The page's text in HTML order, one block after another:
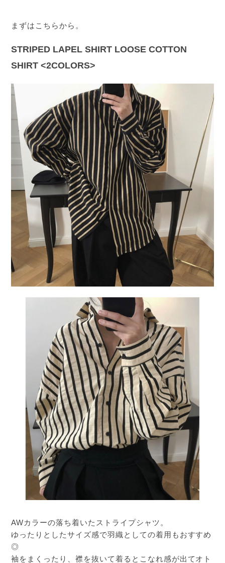
まずはこちらから。
STRIPED LAPEL SHIRT LOOSE COTTON
SHIRT <2COLORS>
AWカラーの落ち着いたストライプシャツ。
ゆったりとしたサイズ感で羽織としての着用もおすすめ
◎
袖をまくったり、襟を抜いて着るとこなれ感が出てオト